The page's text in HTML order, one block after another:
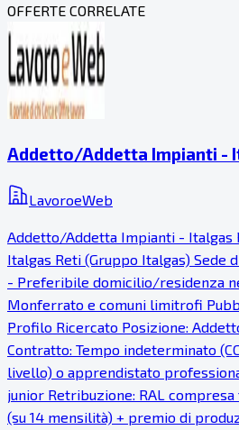
OFFERTE CORRELATE
Addetto/Addetta Impianti -
LavoroeWeb
Addetto/Addetta Impianti - Italgas
Italgas Reti (Gruppo Italgas) Sede
- Preferibile domicilio/residenza
Monferrato e comuni limitrofi
Profilo Ricercato Posizione:
Contratto: Tempo indeterminato
livello) o apprendistato
junior Retribuzione: RAL compresa
(su 14 mensilità) + premio di